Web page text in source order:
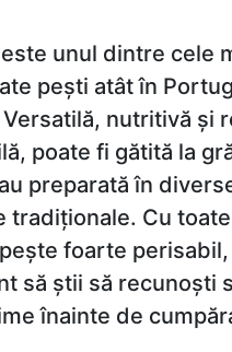
unul dintre cele
pești atât în
Versatilă, nutritivă și
poate fi gătită la
preparată în
tradiționale. Cu
foarte
să știi să recunoști
înainte de